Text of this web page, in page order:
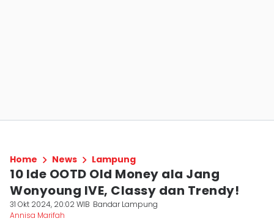
Home News Lampung
10 Ide OOTD Old Money ala Jang
Wonyoung IVE, Classy dan Trendy!
31 Okt 2024, 20:02 WIB Bandar Lampung
Annisa Marifah